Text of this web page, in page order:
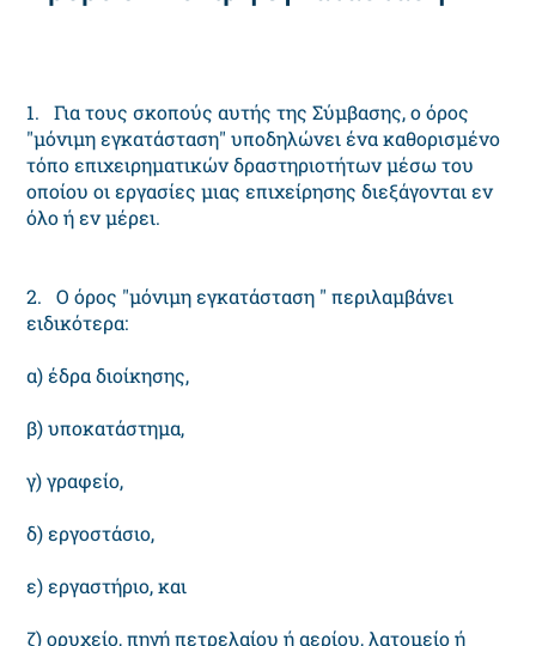
1. Για τους σκοπούς αυτής της Σύμβασης, ο όρος
"μόνιμη εγκατάσταση" υποδηλώνει ένα καθορισμένο
τόπο επιχειρηματικών δραστηριοτήτων μέσω του
οποίου οι εργασίες μιας επιχείρησης διεξάγονται εν
όλο ή εν μέρει.
2. Ο όρος "μόνιμη εγκατάσταση " περιλαμβάνει
ειδικότερα:
α) έδρα διοίκησης,
β) υποκατάστημα,
γ) γραφείο,
δ) εργοστάσιο,
ε) εργαστήριο, και
ζ) ορυχείο, πηγή πετρελαίου ή αερίου, λατομείο ή